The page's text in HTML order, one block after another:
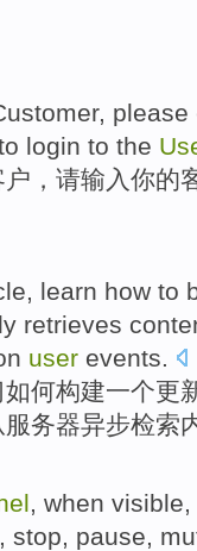
, please
login to the
户 ， 请输入你的
, learn how to
retrieves
user events.
如何构建一个更
服务器异步检索
when visible
stop pause